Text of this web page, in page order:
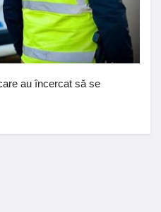
au încercat să se